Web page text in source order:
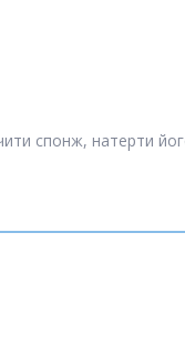
спонж, натерти